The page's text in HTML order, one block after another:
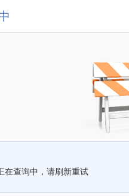
在查询中，请刷新重试